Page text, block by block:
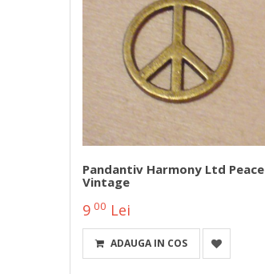
Pandantiv Harmony Ltd Peace
Vintage
9 00 Lei
ADAUGA IN COS